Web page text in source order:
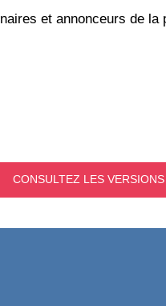
et annonceurs de
CONSULTEZ LES